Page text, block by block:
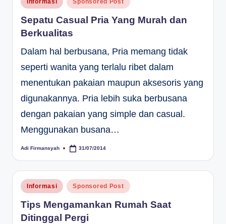
in
Informasi Sponsored Post
Sepatu Casual Pria Yang Murah dan
Berkualitas
Dalam hal berbusana, Pria memang tidak
seperti wanita yang terlalu ribet dalam
menentukan pakaian maupun aksesoris yang
digunakannya. Pria lebih suka berbusana
dengan pakaian yang simple dan casual.
Menggunakan busana…
Posted
Adi Firmansyah 31/07/2014
Posted
in
Informasi Sponsored Post
Tips Mengamankan Rumah Saat
Ditinggal Pergi